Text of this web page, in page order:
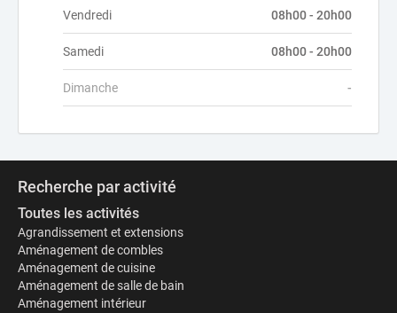
Vendredi 08h00 - 20h00
Samedi 08h00 - 20h00
Dimanche -
Recherche par activité
Toutes les activités
Agrandissement et extensions
Aménagement de combles
Aménagement de cuisine
Aménagement de salle de bain
Aménagement intérieur